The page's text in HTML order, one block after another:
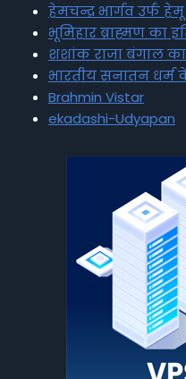
हेमचन्द्र भार्गव उर्फ
भूमिहार ब्राह्मण का
शशांक राजा बंगाल का
भारतीय सनातन धर्म
Brahmin Vistar
ekadashi-Udyapan